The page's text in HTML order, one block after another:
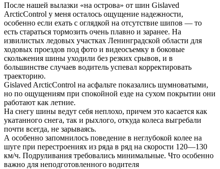
После нашей вылазки «на острова» от шин Gislaved
ArcticControl у меня осталось ощущение надежности,
особенно если ехать с оглядкой на отсутствие шипов — то
есть стараться тормозить очень плавно и заранее. На
извилистых ледовых участках Ленинградской области для
ходовых проездов под фото и видео­съемку в боковые
скольжения шины уходили без резких срывов, и в
большинстве случаев водитель успевал корректировать
траекторию.
Gislaved ArcticControl на асфальте показались шумноватыми,
но по ощущениям при спокойной езде на сухом покрытии они
работают как летние.
На снегу шины ведут себя ­неплохо, причем это касается как
укатанного снега, так и ­рыхлого, откуда колеса выгребали
почти всегда, не зарываясь.
А особенно запомнилось поведение в неглубокой колее на
шуге при перестроениях из ряда в ряд на скорости 120—130
км/ч. Подруливания требовались минимальные. Что особенно
важно для неподготовленного водителя